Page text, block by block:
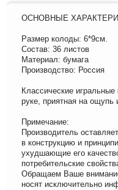
ОСНОВНЫЕ
Размер колоды: 6*9см.
Состав: 36 листов
Материал: бумага
Производство: Россия
Классические
руке, приятная на ощупь
Примечание:
Производитель
в конструкцию и
ухудшающие его
потребительские
Обращаем Ваше
носят исключительно